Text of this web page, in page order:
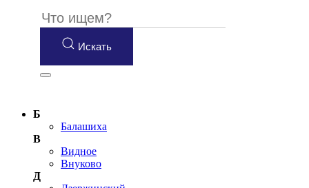
Искать
Б
Балашиха
В
Видное
Внуково
Д